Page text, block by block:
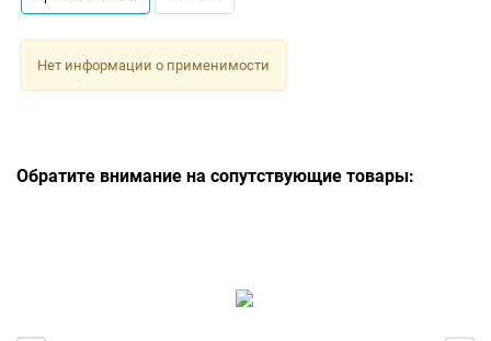
Нет информации о применимости
Обратите внимание на сопутствующие товары: